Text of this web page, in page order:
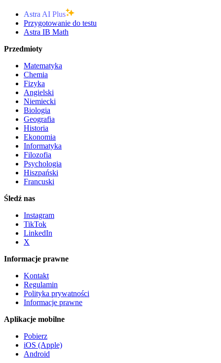
Astra AI Plus
Przygotowanie do testu
Astra IB Math
Przedmioty
Matematyka
Chemia
Fizyka
Angielski
Niemiecki
Biologia
Geografia
Historia
Ekonomia
Informatyka
Filozofia
Psychologia
Hiszpański
Francuski
Śledź nas
Instagram
TikTok
LinkedIn
X
Informacje prawne
Kontakt
Regulamin
Polityka prywatności
Informacje prawne
Aplikacje mobilne
Pobierz
iOS (Apple)
Android